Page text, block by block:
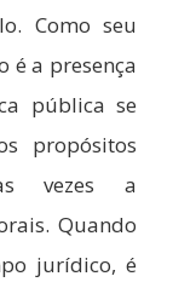
Como seu
é a presença
pública se
propósitos
vezes a
Quando
jurídico, é